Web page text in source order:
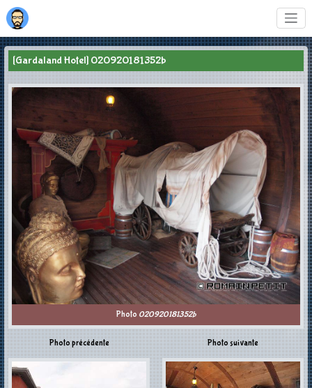
[Gardaland Hotel] 020920181352b
Photo 020920181352b
Photo précédente Photo suivante